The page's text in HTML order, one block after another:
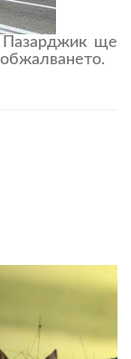
Пазарджик ще